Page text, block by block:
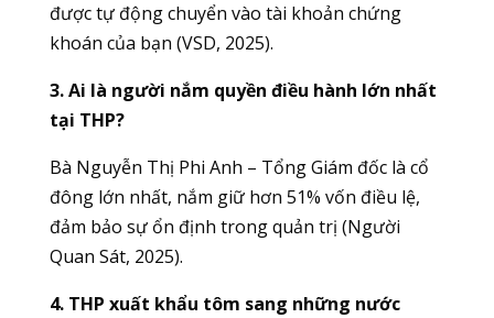
được tự động chuyển vào tài khoản chứng
khoán của bạn (VSD, 2025).
3. Ai là người nắm quyền điều hành lớn nhất
tại THP?
Bà Nguyễn Thị Phi Anh – Tổng Giám đốc là cổ
đông lớn nhất, nắm giữ hơn 51% vốn điều lệ,
đảm bảo sự ổn định trong quản trị (Người
Quan Sát, 2025).
4. THP xuất khẩu tôm sang những nước